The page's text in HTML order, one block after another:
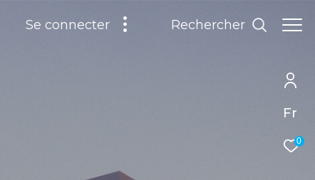
Fr
0
Se connecter Rechercher